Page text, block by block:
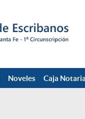
Noveles Caja